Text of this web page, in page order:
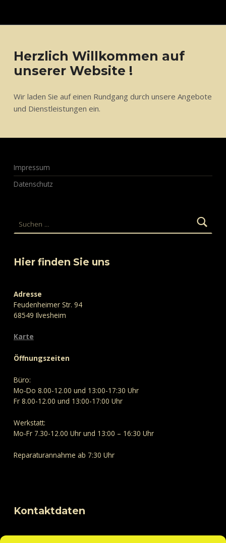
Herzlich Willkommen auf
unserer Website !
Wir laden Sie auf einen Rundgang durch unsere Angebote
und Dienstleistungen ein.
Impressum
Datenschutz
Hier finden Sie uns
Adresse
Feudenheimer Str. 94
68549 Ilvesheim
Karte
Öffnungszeiten
Büro:
Mo-Do 8.00-12.00 und 13:00-17:30 Uhr
Fr 8.00-12.00 und 13:00-17:00 Uhr
Werkstatt:
Mo-Fr 7.30-12.00 Uhr und 13:00 – 16:30 Uhr
Reparaturannahme ab 7:30 Uhr
Kontaktdaten